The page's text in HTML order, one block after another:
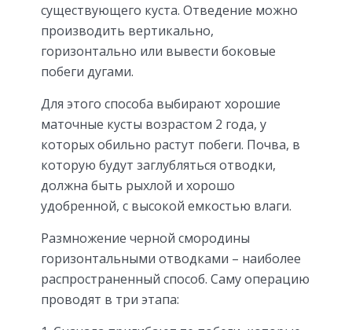
существующего куста. Отведение можно
производить вертикально,
горизонтально или вывести боковые
побеги дугами.
Для этого способа выбирают хорошие
маточные кусты возрастом 2 года, у
которых обильно растут побеги. Почва, в
которую будут заглубляться отводки,
должна быть рыхлой и хорошо
удобренной, с высокой емкостью влаги.
Размножение черной смородины
горизонтальными отводками – наиболее
распространенный способ. Саму операцию
проводят в три этапа: